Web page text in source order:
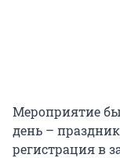
Мероприятие
день –
регистрация в